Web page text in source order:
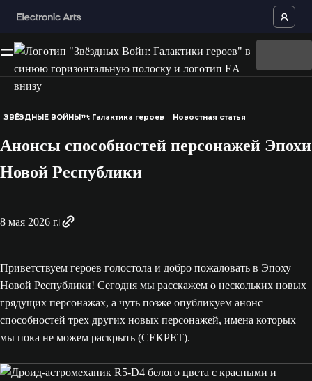
ЗВЁЗДНЫЕ ВОЙНЫ™: Галактика героев Новостная статья
Анонсы способностей персонажей Эпохи
Новой Республики
8 мая 2026 г.
Приветствуем героев голостола и добро пожаловать в Эпоху
Новой Республики! Сегодня мы расскажем о нескольких новых
грядущих персонажах, а чуть позже опубликуем анонс
способностей трех других новых персонажей, имена которых
мы пока не можем раскрыть (СЕКРЕТ).